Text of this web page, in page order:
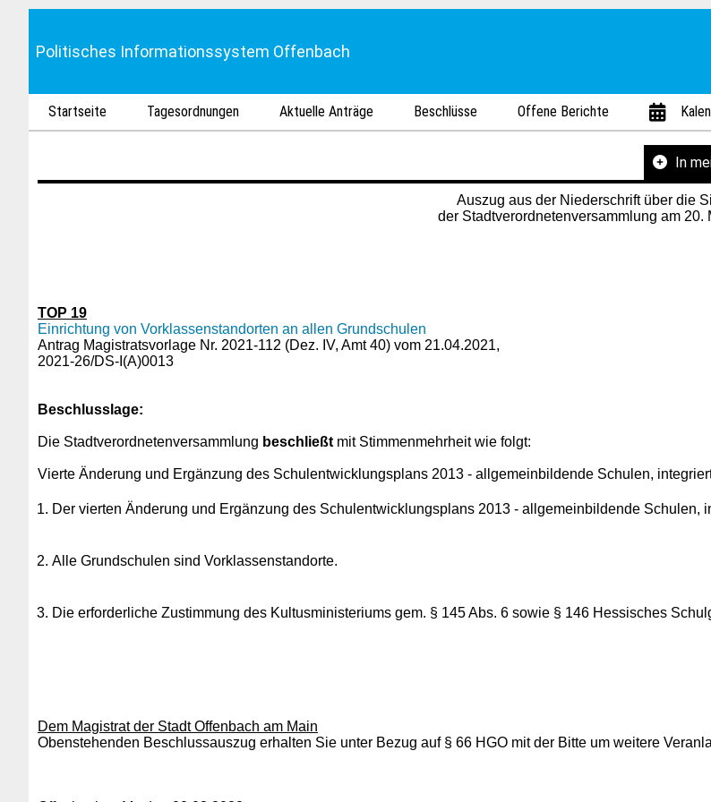
Politisches Informationssystem Offenbach
Startseite Tagesordnungen Aktuelle Anträge Beschlüsse Offene Berichte
In
Auszug aus der Niederschrift über die
der Stadtverordnetenversammlung am 20.
TOP 19
Einrichtung von Vorklassenstandorten an allen Grundschulen
Antrag Magistratsvorlage Nr. 2021-112 (Dez. IV, Amt 40) vom 21.04.2021,
2021-26/DS-I(A)0013
Beschlusslage:
Die Stadtverordnetenversammlung beschließt mit Stimmenmehrheit wie folgt:
Vierte Änderung und Ergänzung des Schulentwicklungsplans 2013 - allgemeinbildende Schulen,
Der vierten Änderung und Ergänzung des Schulentwicklungsplans 2013 - allgemeinbildende Schulen,
Alle Grundschulen sind Vorklassenstandorte.
Die erforderliche Zustimmung des Kultusministeriums gem. § 145 Abs. 6 sowie § 146 Hessisches
Dem Magistrat der Stadt Offenbach am Main
Obenstehenden Beschlussauszug erhalten Sie unter Bezug auf § 66 HGO mit der Bitte um weitere